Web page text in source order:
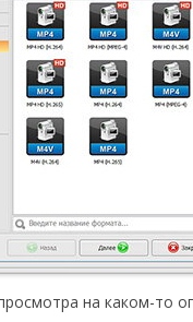
на каком-то